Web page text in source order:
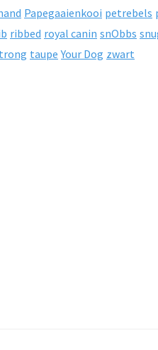
Papegaaienkooi petrebels
ribbed royal canin snObbs
taupe Your Dog zwart